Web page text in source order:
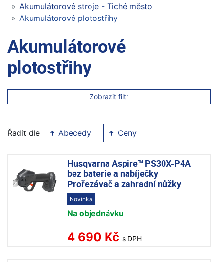
Akumulátorové stroje - Tiché město
Akumulátorové plotostřihy
Akumulátorové
plotostřihy
Zobrazit filtr
Řadit dle Abecedy Ceny
Husqvarna Aspire™ PS30X-P4A
bez baterie a nabíječky
Prořezávač a zahradní nůžky
Novinka
Na objednávku
4 690 Kč s DPH